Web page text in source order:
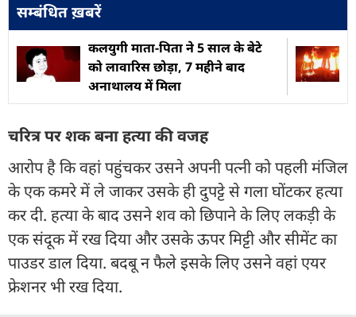
सम्बंधित ख़बरें
कलयुगी माता-पिता ने 5 साल के बेटे
को लावारिस छोड़ा, 7 महीने बाद
अनाथालय में मिला
चरित्र पर शक बना हत्या की वजह
आरोप है कि वहां पहुंचकर उसने अपनी पत्नी को पहली मंजिल
के एक कमरे में ले जाकर उसके ही दुपट्टे से गला घोंटकर हत्या
कर दी. हत्या के बाद उसने शव को छिपाने के लिए लकड़ी के
एक संदूक में रख दिया और उसके ऊपर मिट्टी और सीमेंट का
पाउडर डाल दिया. बदबू न फैले इसके लिए उसने वहां एयर
फ्रेशनर भी रख दिया.